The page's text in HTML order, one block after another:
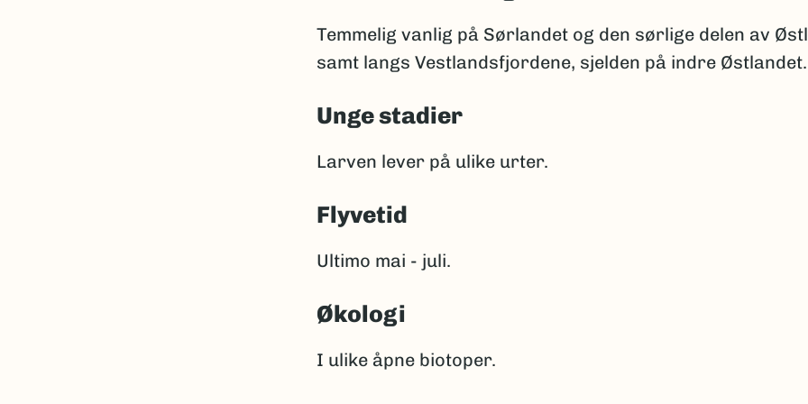
Temmelig vanlig på Sørlandet og den sørlige delen av
samt langs Vestlandsfjordene, sjelden på indre Østlandet.
Unge stadier
Larven lever på ulike urter.
Flyvetid
Ultimo mai - juli.
Økologi
I ulike åpne biotoper.